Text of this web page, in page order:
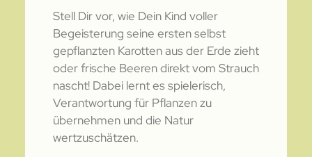
Stell Dir vor, wie Dein Kind voller
Begeisterung seine ersten selbst
gepflanzten Karotten aus der Erde zieht
oder frische Beeren direkt vom Strauch
nascht! Dabei lernt es spielerisch,
Verantwortung für Pflanzen zu
übernehmen und die Natur
wertzuschätzen.